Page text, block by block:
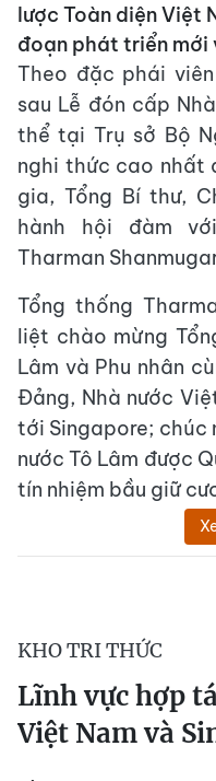
lược Toàn diện Việt
đoạn phát triển mới
Theo đặc phái
sau Lễ đón cấp
thể tại Trụ sở Bộ
nghi thức cao nhất
gia, Tổng Bí thư,
hành hội đàm
Tharman
Tổng thống
liệt chào mừng
Lâm và Phu nhân
Đảng, Nhà nước
tới Singapore; chúc
nước Tô Lâm được
tín nhiệm bầu giữ
KHO TRI THỨC
Lĩnh vực hợp
Việt Nam và